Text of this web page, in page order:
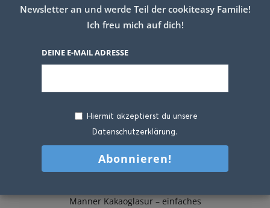
Marmor-Engelsaugen
Manner Kakaoglasur – einfaches
Newsletter an und werde Teil der cookiteasy Familie!
Ich freu mich auf dich!
DEINE E-MAIL ADRESSE
Hiermit akzeptierst du unsere
Datenschutzerklärung.